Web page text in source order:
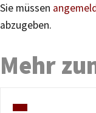
Sie müssen
abzugeben.
Mehr